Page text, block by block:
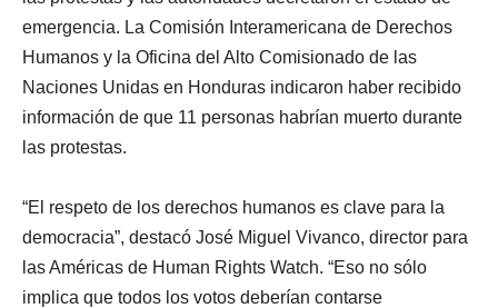
emergencia. La Comisión Interamericana de Derechos
Humanos y la Oficina del Alto Comisionado de las
Naciones Unidas en Honduras indicaron haber recibido
información de que 11 personas habrían muerto durante
las protestas.
“El respeto de los derechos humanos es clave para la
democracia”, destacó José Miguel Vivanco, director para
las Américas de Human Rights Watch. “Eso no sólo
implica que todos los votos deberían contarse